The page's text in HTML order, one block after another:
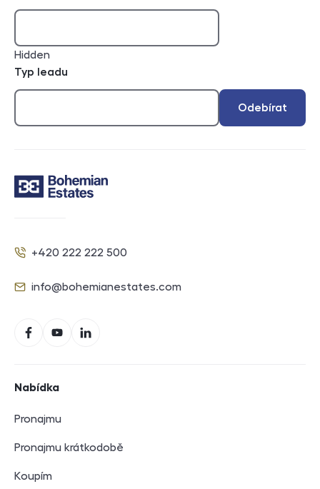
Hidden
Typ leadu
Odebírat
Telefon
+420 222 222 500
E-mail
info@bohemianestates.com
FacebookYouTubeLinkedIn
Nabídka
Pronajmu
Pronajmu krátkodobě
Koupím